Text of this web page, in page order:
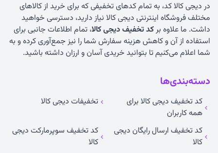
در دیجی کالا کد، به تمام کدهای تخفیفی که برای خرید از کالاهای
مختلف فروشگاه اینترنتی دیجی کالا نیاز دارید، دسترسی خواهید
داشت. ما علاوه برکد تخفیف دیجی کالا، تمام اطلاعات جانبی برای
استفاده از آن و کاهش هزینه سفارش شما را نیز جمع‌آوری کرده و به
شما اعلام می‌کنیم تا بتوانید خریدی آسان و ارزان داشته باشید.
دسته‌بندی‌ها
کد تخفیف دیجی کالا برای
همه کاربران
تخفیفات دیجی کالا
کد تخفیف ارسال رایگان دیجی
کالا
کد تخفیف سوپرمارکت دیجی
کالا